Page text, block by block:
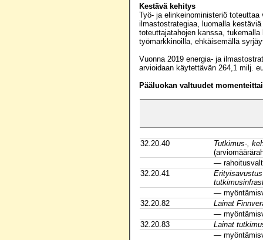
Kestävä kehitys
Työ- ja elinkeinoministeriö
ilmastostrategiaa, luomalla
toteuttajatahojen kanssa,
työmarkkinoilla, ehkäisemällä
Vuonna 2019 energia- ja
arvioidaan käytettävän 264,1 milj.
Pääluokan valtuudet
32.20.40
Tutkimus-,
—
32.20.41
—
32.20.82
Lainat
—
32.20.83
Lainat
—